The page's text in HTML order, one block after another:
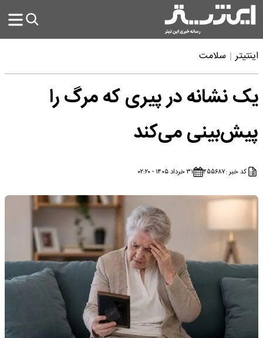
اینتیتر سلامت
یک نشانه‌ در پیری که مرگ را
پیش‌بینی ‌می‌کند
کد خبر :۴۵۵۶۸۷ ۳۱ خرداد ۱۴۰۵ - ۰۲:۲۰